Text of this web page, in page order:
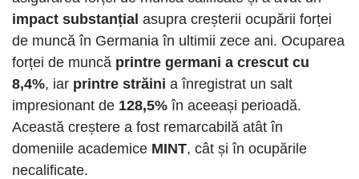
impact substanțial asupra creșterii ocupării forței
de muncă în Germania în ultimii zece ani. Ocuparea
forței de muncă printre germani a crescut cu
8,4%, iar printre străini a înregistrat un salt
impresionant de 128,5% în aceeași perioadă.
Această creștere a fost remarcabilă atât în
domeniile academice MINT, cât și în ocupările
necalificate.